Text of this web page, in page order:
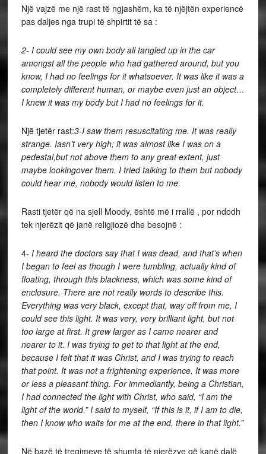
Një vajzë me një rast të ngjashëm, ka të njëjtën experiencë
pas daljes nga trupi të shpirtit të sa :
2- I could see my own body all tangled up in the car
amongst all the people who had gathered around, but you
know, I had no feelings for it whatsoever. It was like it was a
completely different human, or maybe even just an object…
I knew it was my body but I had no feelings for it.
Një tjetër rast:3-I saw them resuscitating me. It was really
strange. Iasn’t very high; it was almost like I was on a
pedestal,but not above them to any great extent, just
maybe lookingover them. I tried talking to them but nobody
could hear me, nobody would listen to me.
Rasti tjetër që na sjell Moody, është më i rrallë , por ndodh
tek njerëzit që janë religjiozë dhe besojnë :
4- I heard the doctors say that I was dead, and that’s when
I began to feel as though I were tumbling, actually kind of
floating, through this blackness, which was some kind of
enclosure. There are not really words to describe this.
Everything was very black, except that, way off from me, I
could see this light. It was very, very brilliant light, but not
too large at first. It grew larger as I came nearer and
nearer to it. I was trying to get to that light at the end,
because I felt that it was Christ, and I was trying to reach
that point. It was not a frightening experience. It was more
or less a pleasant thing. For immediantly, being a Christian,
I had connected the light with Christ, who said, “I am the
light of the world.” I said to myself, “If this is it, if I am to die,
then I know who waits for me at the end, there in that light.”
Në bazë të tregimeve të shumta të njerëzve që kanë dalë